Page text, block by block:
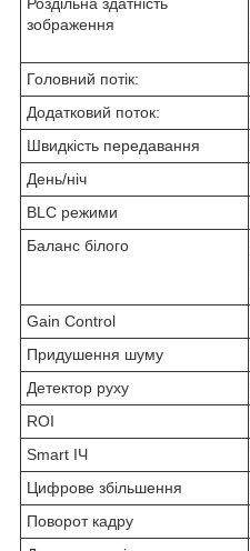
зображення
Головний потік:
Додатковий поток:
Швидкість передавання
День/ніч
BLC режими
Баланс білого
Gain Control
Придушення шуму
Детектор руху
ROI
Smart ІЧ
Цифрове збільшення
Поворот кадру